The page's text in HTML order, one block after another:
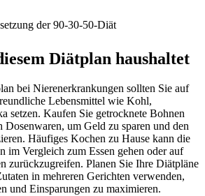
der 90-30-50-Diät
Diätplan haushaltet
bei Nierenerkrankungen sollten Sie auf
Lebensmittel wie Kohl,
setzen. Kaufen Sie getrocknete Bohnen
Dosenwaren, um Geld zu sparen und den
Häufiges Kochen zu Hause kann die
im Vergleich zum Essen gehen oder auf
zurückzugreifen. Planen Sie Ihre Diätpläne
in mehreren Gerichten verwenden,
und Einsparungen zu maximieren.